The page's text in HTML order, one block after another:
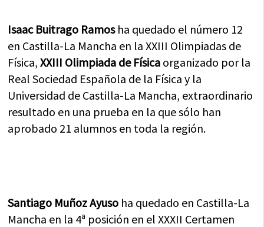
Isaac Buitrago Ramosha quedado el número 12
en Castilla-La Mancha en la XXIII Olimpiadas de
Física,XXIII Olimpiada de Física organizado por la
Real Sociedad Española de la Física y la
Universidad de Castilla-La Mancha, extraordinario
resultado en una prueba en la que sólo han
aprobado 21 alumnos en toda la región.
Santiago Muñoz Ayuso ha quedado en Castilla-La
Mancha en la 4ª posición en el XXXII Certamen